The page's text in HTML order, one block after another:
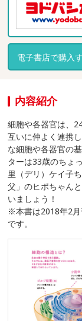
電子書店で購入
内容紹介
細胞や各器官は、
互いに仲よく連携
な細胞や各器官の
ターは33歳のちょ
里（デリ）ケイ子
父」のヒポちゃん
いましょう！
※本書は2018年2月
です。